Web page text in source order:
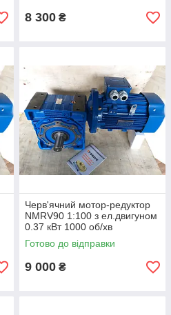
8 300 ₴
Черв'ячний мотор-редуктор
NMRV90 1:100 з ел.двигуном
0.37 кВт 1000 об/хв
Готово до відправки
9 000 ₴